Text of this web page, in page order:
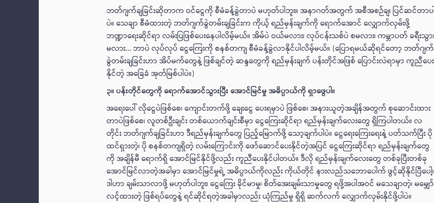
ဘတ်ဂျက်ချခြင်းဆိုတာက ဝင်ငွေကို စီမံခန့်ခွဲတာပဲ မဟုတ်ပါဘူး။ အနာဂတ်အတွက် အစီအစဉ်ချ၊ ပြင်ဆင်တာပ
ပဲ။ သေချာ စီမံထားတဲ့ ဘတ်ဂျက်ခွဲတမ်းချခြင်းက ကိုယ့် ရည်မှန်းချက်ကို ရောက်အောင် လျှောက်လှမ်းဖို့
ဘဏ္ဍာရေးဆိုင်ရာ လမ်းပြဖြစ်ပေးနေပါလိမ့်မယ်။ အိမ်ပဲ ဝယ်မလား၊ လုပ်ငန်းသစ်ပဲ စမလား၊ ကမ္ဘာပတ် ခရီးသွာ
မလား... ဘာပဲ လုပ်လုပ် ငွေကြေးကို စနစ်တကျ စီမံခန့်ခွဲလာနိုင်ပါလိမ့်မယ်။ (ပြောရမယ်ဆိုရင်တော့ ဘတ်ဂျက်
ခွဲတမ်းချခြင်းဟာ အိပ်မက်တွေနဲ့ ဖြစ်ချင်တဲ့ ဆန္ဒတွေကို ရည်မှန်းချက် ပန်းတိုင်အဖြစ် ပြောင်းလဲရာမှာ ကူညီပေး
နိုင်တဲ့ အခြေခံ အုတ်မြစ်ပါပဲ။)
၃။ ပန်းတိုင်တွေကို ရောက်အောင်သွားပြီး အောင်မြင်မှု အဓိပ္ပာယ်ကို ရှာဖွေပါ။
အရေးပေါ် လိုငွေပဲဖြစ်စေ၊ ကျောင်းတက်ဖို့ ချေးငွေ ပေးရမှာပဲ ဖြစ်စေ၊ အနားယူတဲ့အချိန်အတွက် စုဆောင်းထား
တာပဲဖြစ်စေ၊ လူတစ်ဦးချင်း တစ်ယောက်ချင်းစီမှာ ငွေကြေးဆိုင်ရာ ရည်မှန်းချက်လေးတွေ ရှိကြပါတယ်။ လ
တိုင်း ဘတ်ဂျက်ချခြင်းဟာ ဒီရည်မှန်းချက်တွေ ပြည့်မြောက်ဖို့ သော့ချက်ပါပဲ။ ငွေရေးကြေးရေးနဲ့ ပတ်သက်ပြီး ပို
ထင်ရှားတဲ့၊ ပို စနစ်တကျရှိတဲ့ လမ်းကြောင်းကို ဖော်ဆောင်ပေးနိုင်တဲ့အပြင် ငွေကြေးဆိုင်ရာ ရည်မှန်းချက်တွေ
ကို အချိန်မီ ရောက်ရှိ အောင်မြင်နိုင်ဖို့လည်း ကူညီပေးနိုင်ပါတယ်။ ဒီလို ရည်မှန်းချက်လေးတွေ တစ်ခုပြီးတစ်ခု
အောင်မြင်လာတဲ့အခါမှာ အောင်မြင်မှုရဲ့ အဓိပ္ပာယ်ကိုလည်း ကိုယ်တိုင် နားလည်သဘောပေါက် ဖွင့်ဆိုနိုင်ပြီပေါ့
ဒါဟာ ချမ်းသာလာဖို့ မဟုတ်ပါဘူး၊ ငွေကြေး ခိုင်မာမှု၊ စိတ်အေးချမ်းသာမှုတွေ ရဖို့အပါအဝင် မသေချာတဲ့၊ မမျှော်
လင့်ထားတဲ့ ဖြစ်ရပ်တွေနဲ့ ရင်ဆိုင်ရတဲ့အခါမှာလည်း ယုံကြည်မှု ရှိရှိ ဆက်လက် လျှောက်လှမ်းနိုင်ဖို့ပါပဲ။